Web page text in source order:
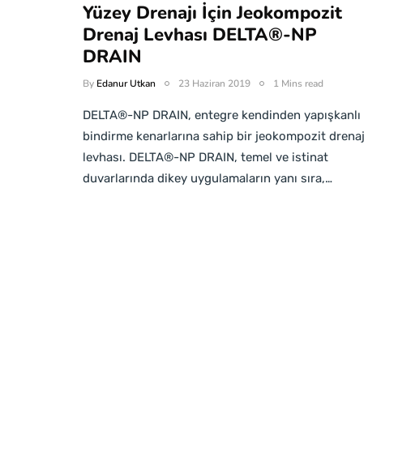
Yüzey Drenajı İçin Jeokompozit
Drenaj Levhası DELTA®-NP
DRAIN
By Edanur Utkan 23 Haziran 2019 1 Mins read
DELTA®-NP DRAIN, entegre kendinden yapışkanlı
bindirme kenarlarına sahip bir jeokompozit drenaj
levhası. DELTA®-NP DRAIN, temel ve istinat
duvarlarında dikey uygulamaların yanı sıra,…